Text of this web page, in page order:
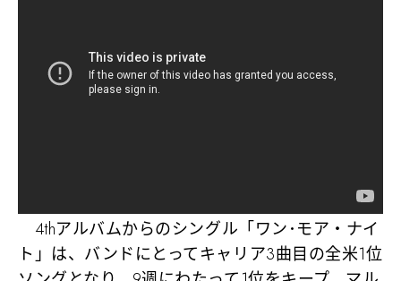
4thアルバムからのシングル 「ワン･モア・ナイ
ト」 は、バンドにとってキャリア3曲目の全米1位